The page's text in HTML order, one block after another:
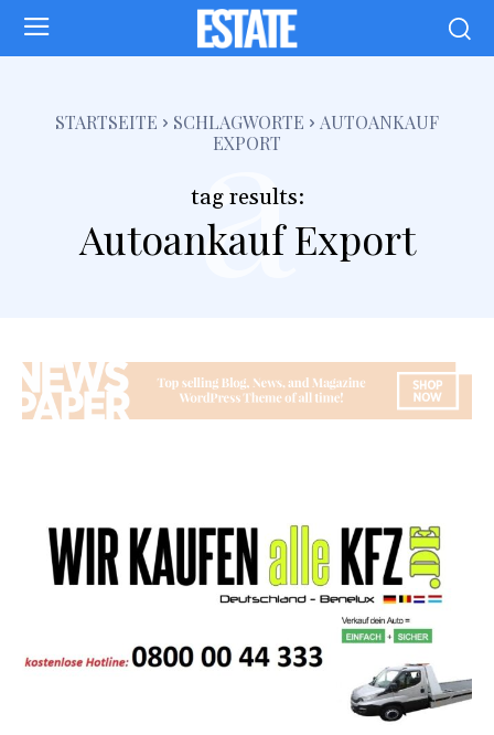
STARTSEITE SCHLAGWORTE
AUTOANKAUF
EXPORT
tag results:
Autoankauf Export
a